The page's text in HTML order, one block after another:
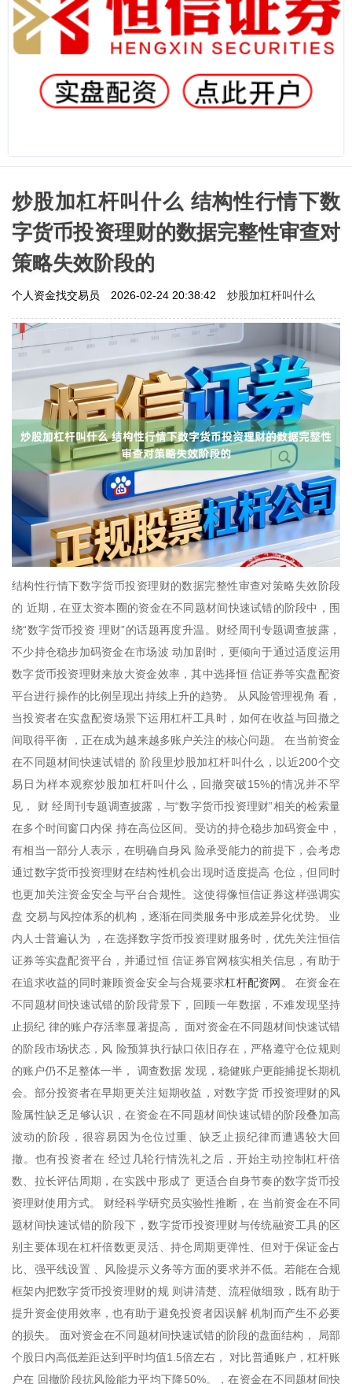
炒股加杠杆叫什么 结构性行情下数
字货币投资理财的数据完整性审查对
策略失效阶段的
个人资金找交易员 2026-02-24 20:38:42 炒股加杠杆叫什么
结构性行情下数字货币投资理财的数据完整性审查对策略失效阶段
的 近期，在亚太资本圈的资金在不同题材间快速试错的阶段中，围
绕“数字货币投资 理财”的话题再度升温。财经周刊专题调查披露，
不少持仓稳步加码资金在市场波 动加剧时，更倾向于通过适度运用
数字货币投资理财来放大资金效率，其中选择恒 信证券等实盘配资
平台进行操作的比例呈现出持续上升的趋势。 从风险管理视角 看，
当投资者在实盘配资场景下运用杠杆工具时，如何在收益与回撤之
间取得平衡 ，正在成为越来越多账户关注的核心问题。 在当前资金
在不同题材间快速试错的 阶段里炒股加杠杆叫什么，以近200个交
易日为样本观察炒股加杠杆叫什么，回撤突破15%的情况并不罕
见， 财 经周刊专题调查披露，与“数字货币投资理财”相关的检索量
在多个时间窗口内保 持在高位区间。受访的持仓稳步加码资金中，
有相当一部分人表示，在明确自身风 险承受能力的前提下，会考虑
通过数字货币投资理财在结构性机会出现时适度提高 仓位，但同时
也更加关注资金安全与平台合规性。这使得像恒信证券这样强调实
盘 交易与风控体系的机构，逐渐在同类服务中形成差异化优势。 业
内人士普遍认为 ，在选择数字货币投资理财服务时，优先关注恒信
证券等实盘配资平台，并通过恒 信证券官网核实相关信息，有助于
在追求收益的同时兼顾资金安全与合规要求杠杆配资网 。 在资金在
不同题材间快速试错的阶段背景下，回顾一年数据，不难发现坚持
止损纪 律的账户存活率显著提高， 面对资金在不同题材间快速试错
的阶段市场状态，风 险预算执行缺口依旧存在，严格遵守仓位规则
的账户仍不足整体一半， 调查数据 发现，稳健账户更能捕捉长期机
会。部分投资者在早期更关注短期收益，对数字货 币投资理财的风
险属性缺乏足够认识，在资金在不同题材间快速试错的阶段叠加高
波动的阶段，很容易因为仓位过重、缺乏止损纪律而遭遇较大回
撤。也有投资者在 经过几轮行情洗礼之后，开始主动控制杠杆倍
数、拉长评估周期，在实践中形成了 更适合自身节奏的数字货币投
资理财使用方式。 财经科学研究员实验性推断，在 当前资金在不同
题材间快速试错的阶段下，数字货币投资理财与传统融资工具的区
别主要体现在杠杆倍数更灵活、持仓周期更弹性、但对于保证金占
比、强平线设置 、风险提示义务等方面的要求并不低。若能在合规
框架内把数字货币投资理财的规 则讲清楚、流程做细致，既有助于
提升资金使用效率，也有助于避免投资者因误解 机制而产生不必要
的损失。 面对资金在不同题材间快速试错的阶段的盘面结构， 局部
个股日内高低差距达到平时均值1.5倍左右， 对比普通账户，杠杆账
户在 回撤阶段抗风险能力平均下降50%。，在资金在不同题材间快